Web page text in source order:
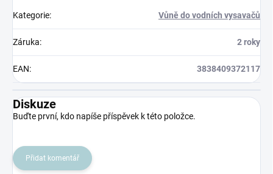
Kategorie: Vůně do vodních vysavačů
Záruka: 2 roky
EAN: 3838409372117
Diskuze
Buďte první, kdo napíše příspěvek k této položce.
Přidat komentář